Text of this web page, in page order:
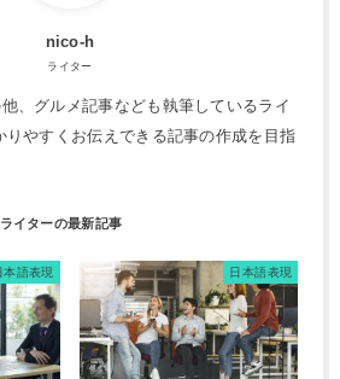
nico-h
ライター
、グルメ記事なども執筆しているライ
りやすくお伝えできる記事の作成を目指
本語表現 日本語表現